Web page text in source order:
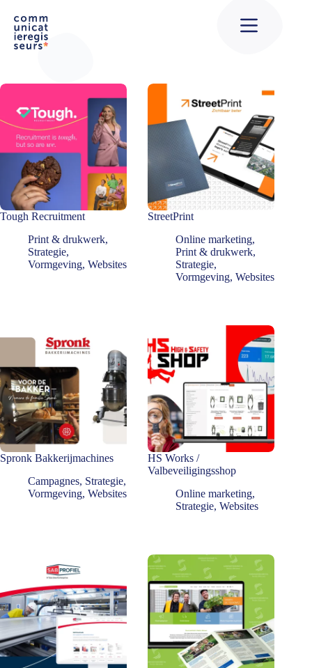
naar
inhoud
Tough Recruitment
Print & drukwerk,
Strategie,
Vormgeving, Websites
StreetPrint
Online marketing,
Print & drukwerk,
Strategie,
Vormgeving,Websites
Spronk Bakkerijmachines
Campagnes, Strategie,
Vormgeving, Websites
HS Works /
Valbeveiligingsshop
Online marketing,
Strategie,Websites